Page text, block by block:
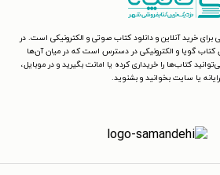
برای خرید آنلاین و دانلود کتاب صوتی و الکترونیکی است. در
کتاب گویا و الکترونیکی در دسترس است که در میان آن‌ها
کتاب‌ها را خریداری کرده یا امانت بگیرید و در موبایل،
یا سایت بخوانید و بشنوید.